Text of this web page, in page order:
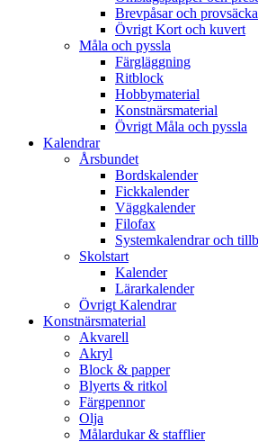
Brevpåsar och
Övrigt Kort och kuvert
Måla och pyssla
Färgläggning
Ritblock
Hobbymaterial
Konstnärsmaterial
Övrigt Måla och pyssla
Kalendrar
Årsbundet
Bordskalender
Fickkalender
Väggkalender
Filofax
Systemkalendrar och
Skolstart
Kalender
Lärarkalender
Övrigt Kalendrar
Konstnärsmaterial
Akvarell
Akryl
Block & papper
Blyerts & ritkol
Färgpennor
Olja
Målardukar & stafflier